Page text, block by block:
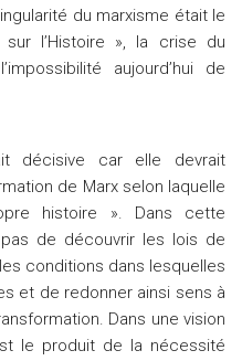
du marxisme était le
l’Histoire », la crise du
aujourd’hui de
décisive car elle devrait
de Marx selon laquelle
histoire ». Dans cette
de découvrir les lois de
conditions dans lesquelles
et de redonner ainsi sens à
Dans une vision
le produit de la nécessité